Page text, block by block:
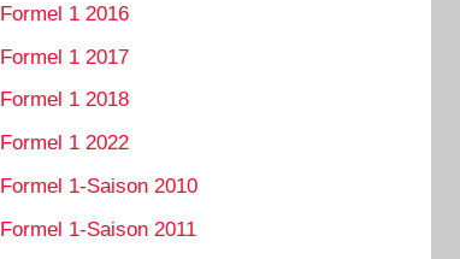
Formel 1 2016
Formel 1 2017
Formel 1 2018
Formel 1 2022
Formel 1-Saison 2010
Formel 1-Saison 2011